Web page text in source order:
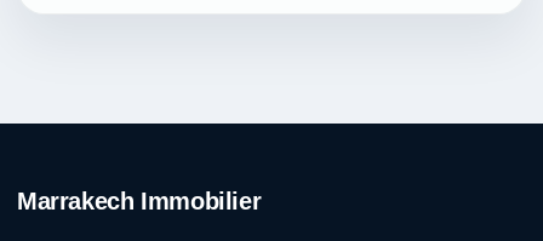
Marrakech Immobilier